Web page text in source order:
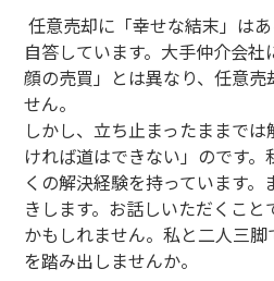
任意売却に「幸せな結末」は
自答しています。大手仲介会
顔の売買」とは異なり、任意
せん。
しかし、立ち止まったままで
ければ道はできない」のです
くの解決経験を持っています
きします。お話しいただくこ
かもしれません。私と二人三
を踏み出しませんか。